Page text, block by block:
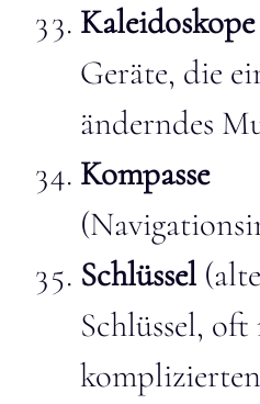
Kaleidoskope
Geräte, die
änderndes
Kompasse
Schlüssel
Schlüssel,